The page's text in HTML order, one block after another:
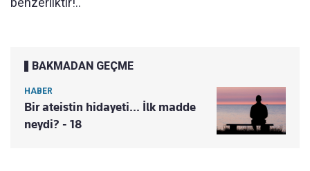
BAKMADAN GEÇME
HABER
Bir ateistin hidayeti... İlk madde
neydi? - 18